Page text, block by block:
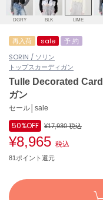
ェア (121)
(124)
ánuans
アニュアンス
ànuke
アンヌーク
ASICS
アシックス
Ballelite
バレリット
BANDOLIER
Barbour
DGRY BLK LIME
再入荷 sale
予 約
SORIN / ソリン
トップスカーディガン
Tulle Decorated
ガン
セール│sale
50%OFF ¥17,930税込
¥8,965 税込
81ポイント還元